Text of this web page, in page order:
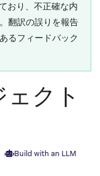
おり、不正確な内
翻訳の誤りを報告
るフィードバック
クト
Build with an LLM